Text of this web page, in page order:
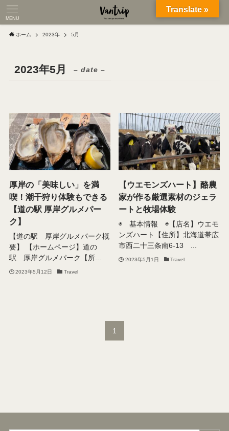
MENU
ホーム 2023年 5月
2023年5月 – date –
厚岸の「美味しい」を満
喫！潮干狩り体験もできる
【道の駅 厚岸グルメパー
ク】
【道の駅 厚岸グルメパーク概
要】 【ホームページ】道の
駅 厚岸グルメパーク【所...
2023年5月12日 Travel
【ウエモンズハート】酪農
家が作る厳選素材のジェラ
ートと牧場体験
◉ 基本情報 ◉【店名】ウエモ
ンズハート【住所】北海道帯広
市西二十三条南6-13 ...
2023年5月1日 Travel
1
Translate »